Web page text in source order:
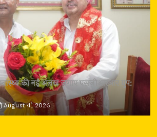
की नई अलख जगाए एसजीआरआर ग्रुप:
August 4, 2026